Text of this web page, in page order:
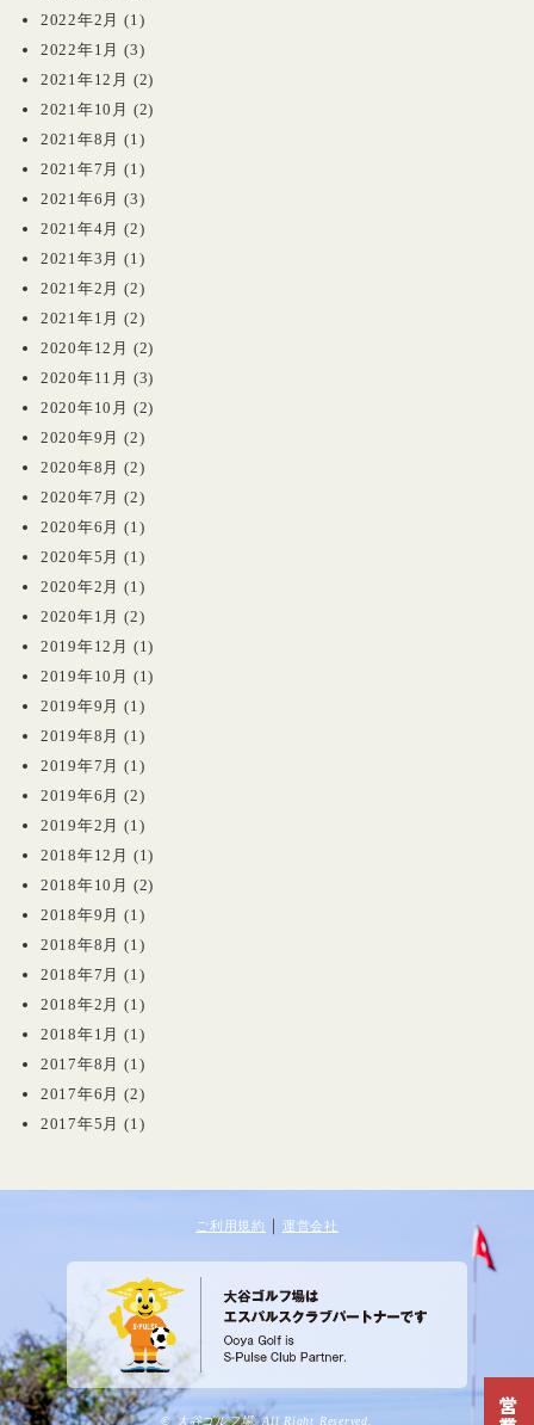
2022年2月 (1)
2022年1月 (3)
2021年12月 (2)
2021年10月 (2)
2021年8月 (1)
2021年7月 (1)
2021年6月 (3)
2021年4月 (2)
2021年3月 (1)
2021年2月 (2)
2021年1月 (2)
2020年12月 (2)
2020年11月 (3)
2020年10月 (2)
2020年9月 (2)
2020年8月 (2)
2020年7月 (2)
2020年6月 (1)
2020年5月 (1)
2020年2月 (1)
2020年1月 (2)
2019年12月 (1)
2019年10月 (1)
2019年9月 (1)
2019年8月 (1)
2019年7月 (1)
2019年6月 (2)
2019年2月 (1)
2018年12月 (1)
2018年10月 (2)
2018年9月 (1)
2018年8月 (1)
2018年7月 (1)
2018年2月 (1)
2018年1月 (1)
2017年8月 (1)
2017年6月 (2)
2017年5月 (1)
ご利用規約 ｜ 運営会社
© 大谷ゴルフ場. All Right Reserved.